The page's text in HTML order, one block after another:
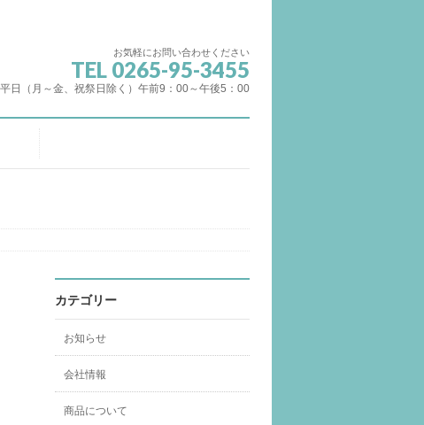
お気軽にお問い合わせください
TEL 0265-95-3455
平日（月～金、祝祭日除く）午前9：00～午後5：00
カテゴリー
お知らせ
会社情報
商品について